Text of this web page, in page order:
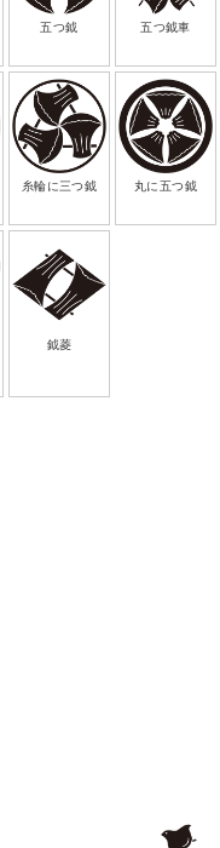
五つ鉞 五つ鉞車
糸輪に三つ鉞 丸に五つ鉞
鉞菱